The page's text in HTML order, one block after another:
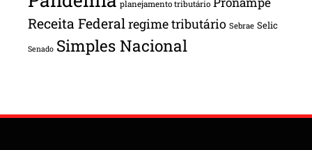
planejamento tributário
Receita Federalregime tributário Sebrae Selic
Senado Simples Nacional